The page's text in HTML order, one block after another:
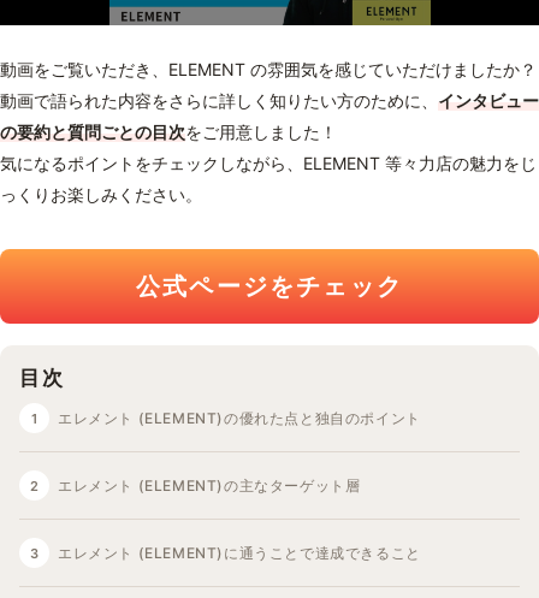
動画をご覧いただき、ELEMENT の雰囲気を感じていただけましたか？
動画で語られた内容をさらに詳しく知りたい方のために、 インタビュー
の要約と質問ごとの目次をご用意しました！
気になるポイントをチェックしながら、ELEMENT 等々力店の魅力をじ
っくりお楽しみください。
公式ページをチェック
目次
エレメント (ELEMENT)の優れた点と独自のポイント
エレメント (ELEMENT)の主なターゲット層
エレメント (ELEMENT)に通うことで達成できること